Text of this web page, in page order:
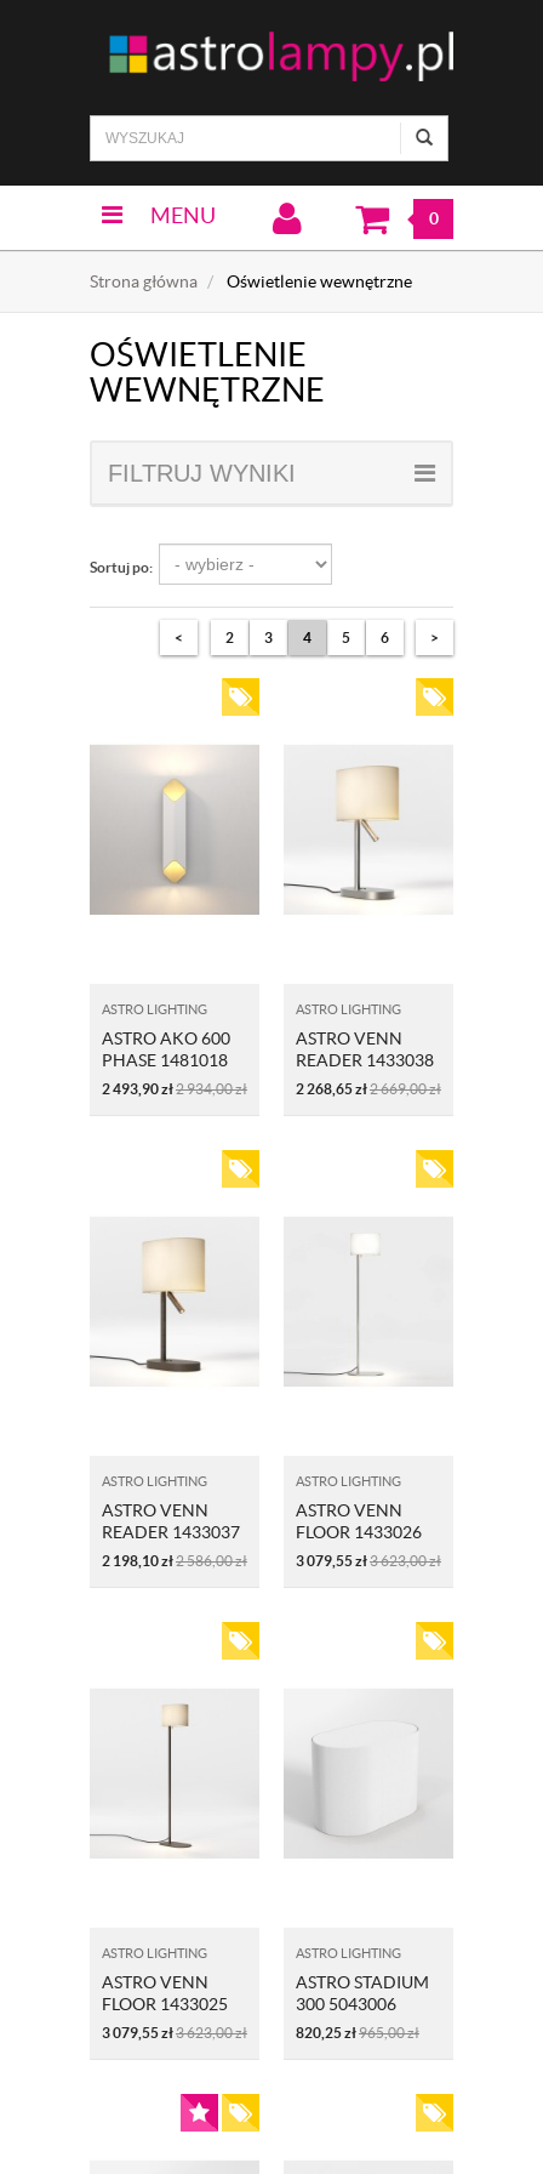
MENU 0
Strona główna Oświetlenie wewnętrzne
OŚWIETLENIE
WEWNĘTRZNE
FILTRUJ WYNIKI
Sortuj po:
< 2 3 4 5 6 >
ASTRO LIGHTING
ASTRO AKO 600
PHASE 1481018
2 493,90zł2 934,00zł
ASTRO LIGHTING
ASTRO VENN
READER 1433038
MATOWY-NIKIEL
2 268,65zł2 669,00zł
ASTRO LIGHTING
ASTRO VENN
READER 1433037
BRĄZ
2 198,10zł2 586,00zł
ASTRO LIGHTING
ASTRO VENN
FLOOR 1433026
LAMPA
3 079,55zł3 623,00zł
ASTRO LIGHTING
ASTRO VENN
FLOOR 1433025
LAMPA
3 079,55zł3 623,00zł
ASTRO LIGHTING
ASTRO STADIUM
300 5043006
ABAŻUR BIAŁY
820,25zł965,00zł